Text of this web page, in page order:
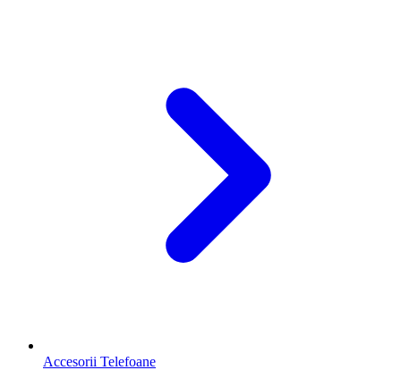
Accesorii Telefoane